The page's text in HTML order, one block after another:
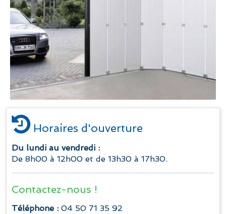
Horaires d'ouverture
Du lundi au vendredi :
De 8h00 à 12h00 et de 13h30 à 17h30.
Contactez-nous !
Téléphone : 04 50 71 35 92